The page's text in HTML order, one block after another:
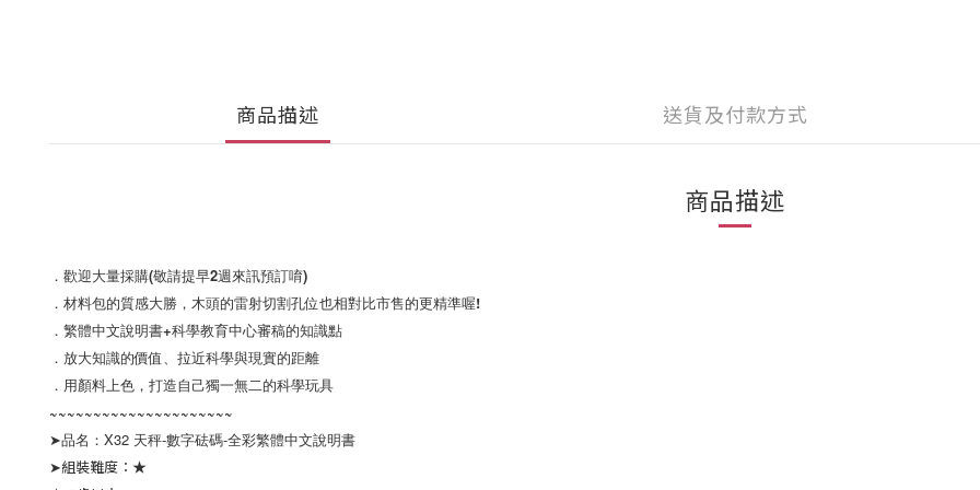
商品描述 送貨及付款方式
商品描述
．歡迎大量採購(敬請提早2週來訊預訂唷)
．材料包的質感大勝，木頭的雷射切割孔位也相對比市售的更精準喔!
．繁體中文說明書+科學教育中心審稿的知識點
．放大知識的價值、拉近科學與現實的距離
．用顏料上色，打造自己獨一無二的科學玩具
~~~~~~~~~~~~~~~~~~~~~
➤品名：X32 天秤-數字砝碼-全彩繁體中文說明書
➤組裝難度：★